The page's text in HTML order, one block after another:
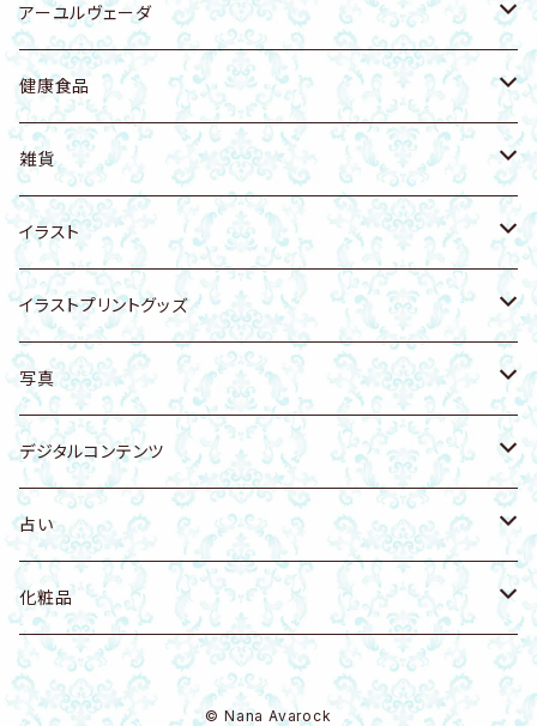
ネックレス
ヘアゴム
雑貨
アンクレット
遠野の霊石入り陶器
天然石付きイラスト・写真
リング
置物
Ｔシャツ・衣類
化粧品
ネックレス
リング
置物
アンクレット
龍体文字
雑貨
アート
お香
天然木
キーホルダー・バッグチャーム
ブレスレット
ネックレス
リング
ヘアゴム
カッサ・ツボ押し
アクセサリー
植木鉢
健康グッズ
アーユルヴェーダ
カンサマッサージツール
フェイシャル講座
健康食品
健康ケア商品
健康食品
天然塩
無添加生コラーゲン
アーユルヴェーダ
雑貨
猫グッズ
犬グッズ
スカルグッズ
イラストカード
壁かけアート
龍グッズ
アマビエグッズ
イラスト
動物・生き物
猫
猫科
犬
人物
開運・天使・神聖幾何学
花・自然
虹 レインボー
花 フラワー
海・海の生き物
神獣・幻獣・伝説の生き物
イラストプリントグッズ
Tシャツ
バッグ
ファブリックボード
タオル
アクリルグッズ
写真
空・月・太陽・虹
自然・山・植物・花
寺社仏閣
デジタルコンテンツ
Music
健康法
写真
占い
八百万の神開運歴 守護神鑑定書
八百万の神開運歴 密霊鑑定書
化粧品
DIAMO（ダイヤモンドパウダー入）
© Nana Avarock